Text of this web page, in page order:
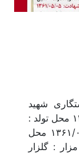
شهید
جمشید رستگاری تاریخ تولد : ۱۳۴۱/۰۵/۱۲ محل تولد :
دربند(ازنا) – خمین تاریخ شهادت : ۱۳۶۱/۰۵/۰۵ محل
: گلزار